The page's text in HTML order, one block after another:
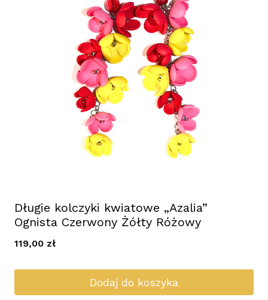
Długie kolczyki kwiatowe „Azalia”
Ognista Czerwony Żółty Różowy
119,00 zł
Dodaj do koszyka